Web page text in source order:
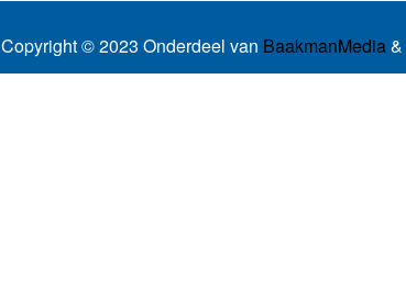
Copyright © 2023 Onderdeel van BaakmanMedia&